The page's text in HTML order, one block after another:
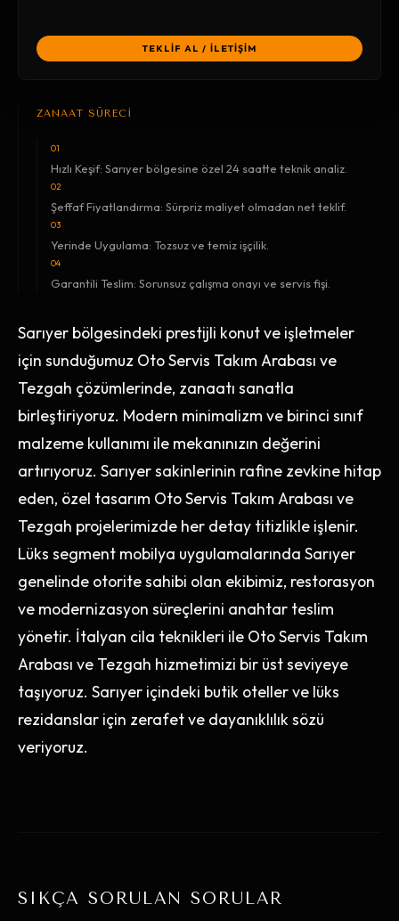
TEKLİF AL / İLETİŞİM
ZANAAT SÜRECİ
01
Hızlı Keşif: Sarıyer bölgesine özel 24 saatte teknik analiz.
02
Şeffaf Fiyatlandırma: Sürpriz maliyet olmadan net teklif.
03
Yerinde Uygulama: Tozsuz ve temiz işçilik.
04
Garantili Teslim: Sorunsuz çalışma onayı ve servis fişi.
Sarıyer bölgesindeki prestijli konut ve işletmeler
için sunduğumuz Oto Servis Takım Arabası ve
Tezgah çözümlerinde, zanaatı sanatla
birleştiriyoruz. Modern minimalizm ve birinci sınıf
malzeme kullanımı ile mekanınızın değerini
artırıyoruz. Sarıyer sakinlerinin rafine zevkine hitap
eden, özel tasarım Oto Servis Takım Arabası ve
Tezgah projelerimizde her detay titizlikle işlenir.
Lüks segment mobilya uygulamalarında Sarıyer
genelinde otorite sahibi olan ekibimiz, restorasyon
ve modernizasyon süreçlerini anahtar teslim
yönetir. İtalyan cila teknikleri ile Oto Servis Takım
Arabası ve Tezgah hizmetimizi bir üst seviyeye
taşıyoruz. Sarıyer içindeki butik oteller ve lüks
rezidanslar için zerafet ve dayanıklılık sözü
veriyoruz.
SIKÇA SORULAN SORULAR